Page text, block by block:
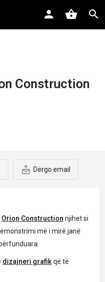
Construction
Dërgo email
Orion Construction njihet si
më i mirë janë
dizajneri grafikqë të